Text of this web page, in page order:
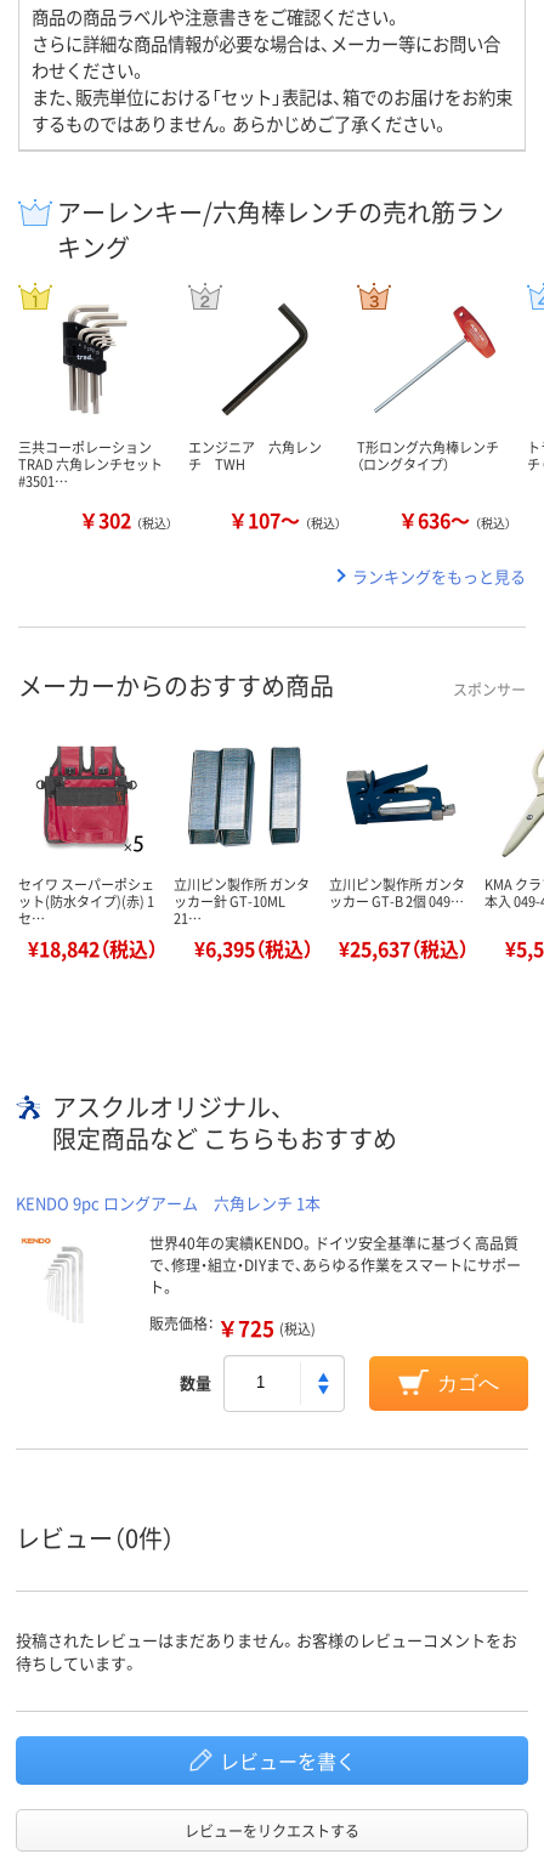
商品の商品ラベルや注意書きをご確認ください。
さらに詳細な商品情報が必要な場合は、メーカー等にお問い合
わせください。
また、販売単位における「セット」表記は、箱でのお届けをお約束
するものではありません。あらかじめご了承ください。
アーレンキー/六角棒レンチの売れ筋ラン
キング
三共コーポレーション
TRAD 六角レンチセット
#3501…
￥302 （税込）
エンジニア 六角レン
チ TWH
￥107～ （税込）
T形ロング六角棒レンチ
（ロングタイプ）
￥636～ （税込）
チ
ランキングをもっと見る
メーカーからのおすすめ商品 スポンサー
セイワ スーパーポシェ
ット(防水タイプ)(赤) 1
セ…
¥18,842（税込）
立川ピン製作所 ガンタ
ッカー針 GT-10ML
21…
¥6,395（税込）
立川ピン製作所 ガンタ
ッカー GT-B 2個 049…
¥25,637（税込）
KMA ク
本入
アスクルオリジナル、
限定商品など こちらもおすすめ
KENDO 9pc ロングアーム 六角レンチ 1本
世界40年の実績KENDO。ドイツ安全基準に基づく高品質
で、修理・組立・DIYまで、あらゆる作業をスマートにサポー
ト。
販売価格： ￥725 (税込)
数量 カゴへ
レビュー（0件）
投稿されたレビューはまだありません。お客様のレビューコメントをお
待ちしています。
レビューを書く
レビューをリクエストする